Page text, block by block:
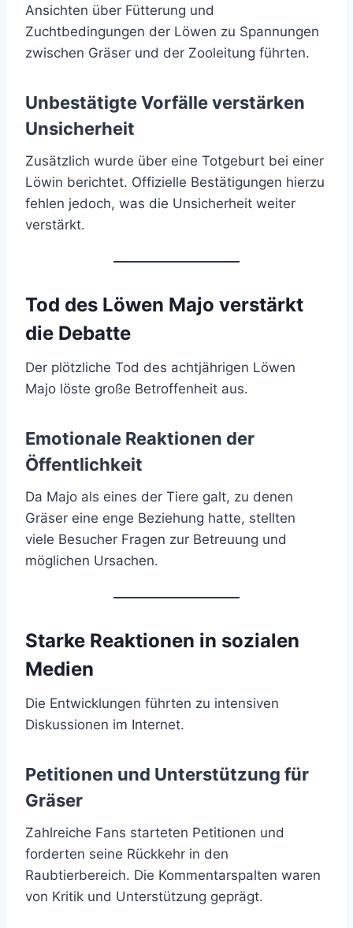
Ansichten über Fütterung und
Zuchtbedingungen der Löwen zu Spannungen
zwischen Gräser und der Zooleitung führten.
Unbestätigte Vorfälle verstärken
Unsicherheit
Zusätzlich wurde über eine Totgeburt bei einer
Löwin berichtet. Offizielle Bestätigungen hierzu
fehlen jedoch, was die Unsicherheit weiter
verstärkt.
Tod des Löwen Majo verstärkt
die Debatte
Der plötzliche Tod des achtjährigen Löwen
Majo löste große Betroffenheit aus.
Emotionale Reaktionen der
Öffentlichkeit
Da Majo als eines der Tiere galt, zu denen
Gräser eine enge Beziehung hatte, stellten
viele Besucher Fragen zur Betreuung und
möglichen Ursachen.
Starke Reaktionen in sozialen
Medien
Die Entwicklungen führten zu intensiven
Diskussionen im Internet.
Petitionen und Unterstützung für
Gräser
Zahlreiche Fans starteten Petitionen und
forderten seine Rückkehr in den
Raubtierbereich. Die Kommentarspalten waren
von Kritik und Unterstützung geprägt.